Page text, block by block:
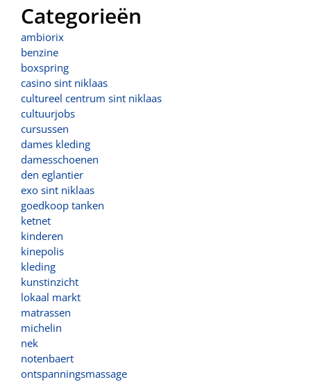
Categorieën
ambiorix
benzine
boxspring
casino sint niklaas
cultureel centrum sint niklaas
cultuurjobs
cursussen
dames kleding
damesschoenen
den eglantier
exo sint niklaas
goedkoop tanken
ketnet
kinderen
kinepolis
kleding
kunstinzicht
lokaal markt
matrassen
michelin
nek
notenbaert
ontspanningsmassage